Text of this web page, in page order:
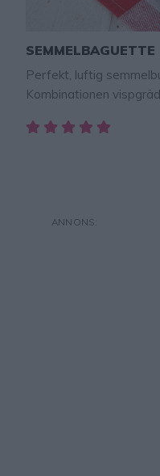
Perfekt, luftig
Kombinationen